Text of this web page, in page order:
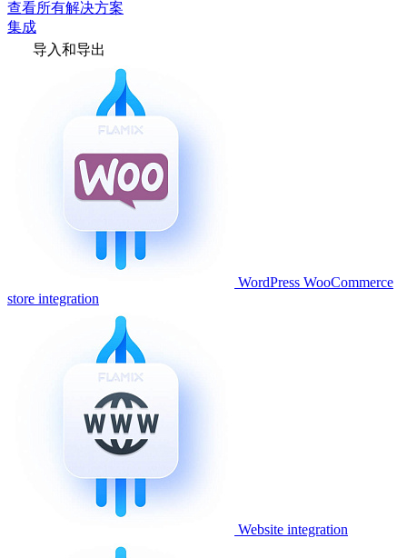
查看所有解决方案
集成
导入和导出
WordPress WooCommerce
store integration
Website integration